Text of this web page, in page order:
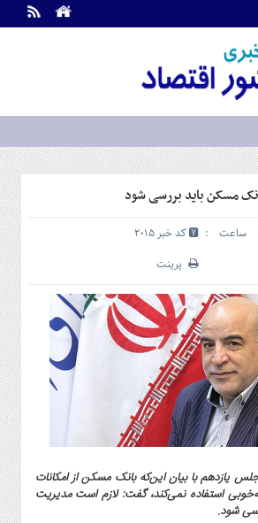
مسکن باید بررسی شود
تاریخ : ۱۴۰۳/۰۳/۰۵ ساعت :
کد خبر 2015
پرینت
یازدهم با بیان این‌که بانک مسکن از امکانات
استفاده نمی‌کند، گفت: لازم است مدیریت
شود.